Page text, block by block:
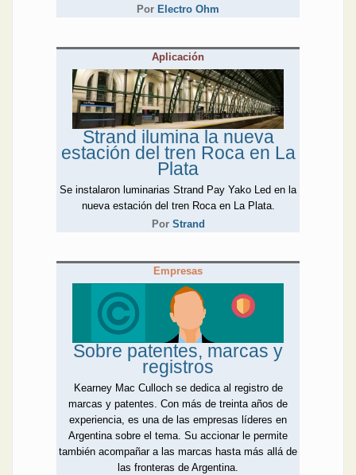
Por Electro Ohm
Aplicación
Strand ilumina la nueva
estación del tren Roca en La
Plata
Se instalaron luminarias Strand Pay Yako Led en la
nueva estación del tren Roca en La Plata.
Por Strand
Empresas
Sobre patentes, marcas y
registros
Kearney Mac Culloch se dedica al registro de
marcas y patentes. Con más de treinta años de
experiencia, es una de las empresas líderes en
Argentina sobre el tema. Su accionar le permite
también acompañar a las marcas hasta más allá de
las fronteras de Argentina.